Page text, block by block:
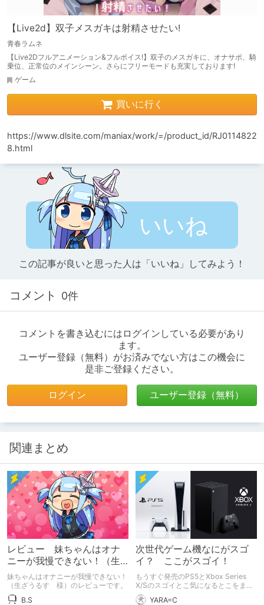
【Live2d】双子メスガキは射精させたい!
青春ラムネ
【Live2Dフルアニメーション&フルボイス!】双子のメスガキに、オナサポ、騎
乗位、正常位のメインシーン。さらにフリーモードも充実しております!
ゲーム
買いに行く
https://www.dlsite.com/maniax/work/=/product_id/RJ0114822
8.html
いいね
この記事が良いと思った人は「いいね」してみよう！
コメント 0件
コメントを書き込むにはログインしている必要があり
ます。
ユーザー登録（無料）がお済みでない方はこの機会に
是非ご登録ください。
ログイン ユーザー登録（無料）
関連まとめ
レビュー 妹ちゃんはオナ
ニーが我慢できない！（生
ざうるす 様）
妹ちゃんはオナニーが我慢できない！
（生ざうるす 様）のレビューです。
B.S
次世代ゲーム機なにがスゴ
イ？ ここがスゴイ！
もうすぐ発売のPS5とXbox Series
X/Sのスゴイとこ気になるとこをまと
めて解説！
YARA=C